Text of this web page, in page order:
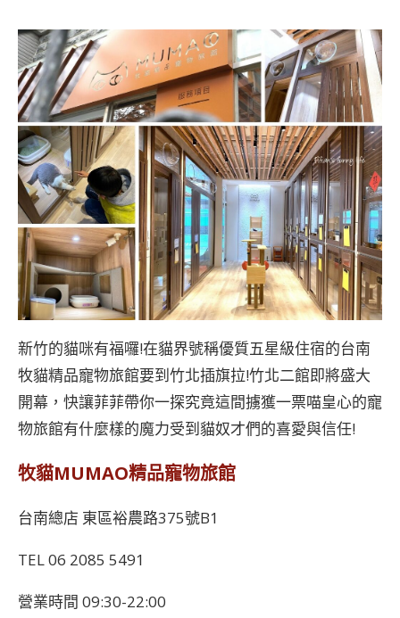
新竹的貓咪有福囉!在貓界號稱優質五星級住宿的台南
牧貓精品寵物旅館要到竹北插旗拉!竹北二館即將盛大
開幕，快讓菲菲帶你一探究竟這間擄獲一票喵皇心的寵
物旅館有什麼樣的魔力受到貓奴才們的喜愛與信任!
牧貓MUMAO精品寵物旅館
台南總店 東區裕農路375號B1
TEL 06 2085 5491
營業時間 09:30-22:00